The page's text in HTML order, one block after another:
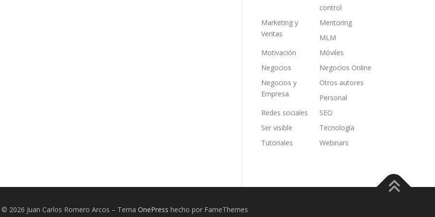
control
Marketing y
Ventas
Mentoring
MLM
Motivación
Móviles
Negocios
Negocios Online
Negocios y
Empresa
Otros autores
Personal
Redes sociales
SEO
Ser visible
Tecnología
Tutoriales
Webinars
2026 Juan Carlos Romero Arcos – Tema OnePress hecho por FameThemes